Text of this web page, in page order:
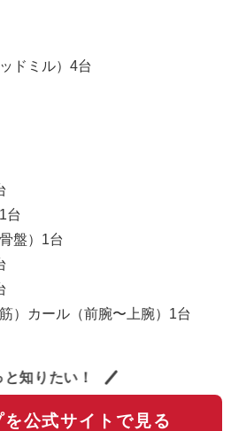
ドミル）4台
台
盤）1台
）カール（前腕〜上腕）1台
と知りたい！
公式サイトで見る